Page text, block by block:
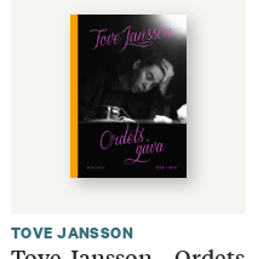
TOVE JANSSON